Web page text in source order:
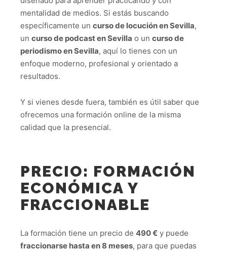
mentalidad de medios. Si estás buscando
específicamente un curso de locución en Sevilla,
un curso de podcast en Sevilla o un curso de
periodismo en Sevilla, aquí lo tienes con un
enfoque moderno, profesional y orientado a
resultados.
Y si vienes desde fuera, también es útil saber que
ofrecemos una formación online de la misma
calidad que la presencial.
PRECIO: FORMACIÓN
ECONÓMICA Y
FRACCIONABLE
La formación tiene un precio de 490 € y puede
fraccionarse hasta en 8 meses, para que puedas